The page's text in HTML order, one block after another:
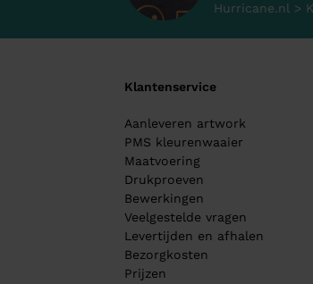
Hurricane.nl >
Klantenservice
Aanleveren artwork
PMS kleurenwaaier
Maatvoering
Drukproeven
Bewerkingen
Veelgestelde vragen
Levertijden en afhalen
Bezorgkosten
Prijzen